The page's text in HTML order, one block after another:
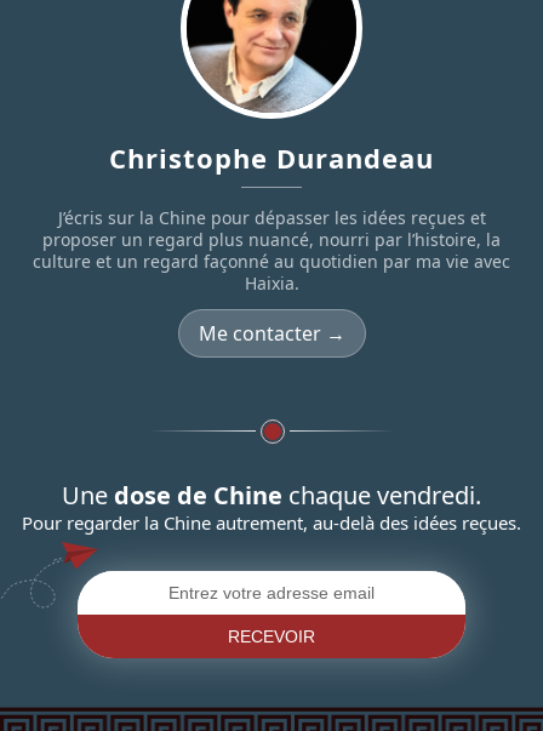
Christophe Durandeau
J’écris sur la Chine pour dépasser les idées reçues et
proposer un regard plus nuancé, nourri par l’histoire, la
culture et un regard façonné au quotidien par ma vie avec
Haixia.
Me contacter →
Une dose de Chine chaque vendredi.
Pour regarder la Chine autrement, au-delà des idées reçues.
RECEVOIR